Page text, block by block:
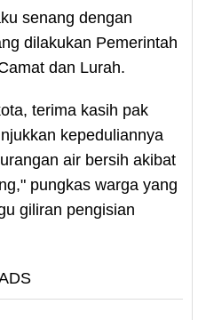
senang dengan
dilakukan Pemerintah
dan Lurah.
terima kasih pak
kepeduliannya
air bersih akibat
pungkas warga yang
giliran pengisian